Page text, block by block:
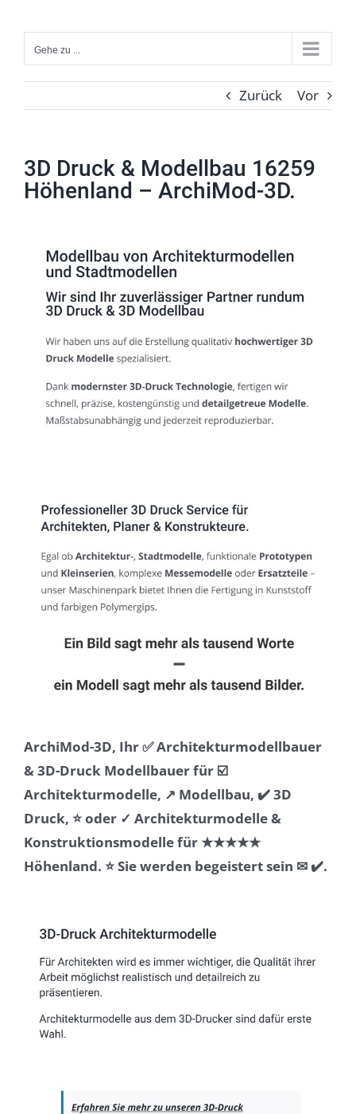
Inhalt
springenGehe zu ...
Zurück Vor
3D Druck & Modellbau 16259
Höhenland – ArchiMod-3D.
ArchiMod-3D, Ihr ✅ Architekturmodellbauer
& 3D-Druck Modellbauer für ☑️
Architekturmodelle, ↗️ Modellbau, ✔️ 3D
Druck, ⭐ oder ✓ Architekturmodelle &
Konstruktionsmodelle für ★★★★★
Höhenland. ⭐ Sie werden begeistert sein ✉ ✔️.